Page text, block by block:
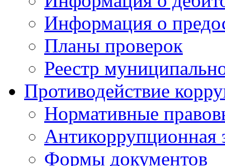
Информация о
Планы проверок
Реестр
Противодействие
Нормативные
Антикоррупционная
Формы документов